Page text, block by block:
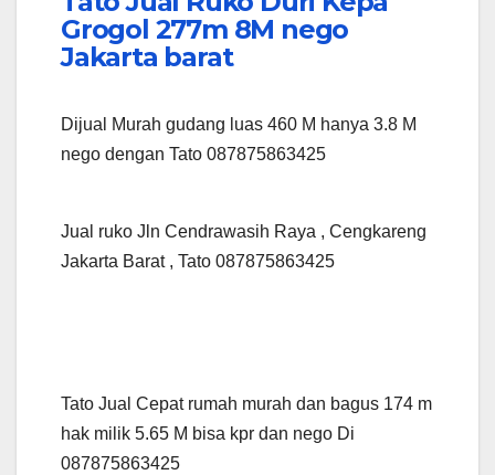
Grogol 277m 8M nego
Jakarta barat
Dijual Murah gudang luas 460 M hanya 3.8 M
nego dengan Tato 087875863425
Jual ruko Jln Cendrawasih Raya , Cengkareng
Jakarta Barat , Tato 087875863425
Tato Jual Cepat rumah murah dan bagus 174 m
hak milik 5.65 M bisa kpr dan nego Di
087875863425